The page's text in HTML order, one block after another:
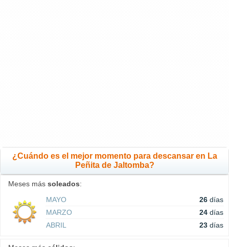
¿Cuándo es el mejor momento para descansar en La
Peñita de Jaltomba?
Meses más soleados:
MAYO
26 días
MARZO
24 días
ABRIL
23 días